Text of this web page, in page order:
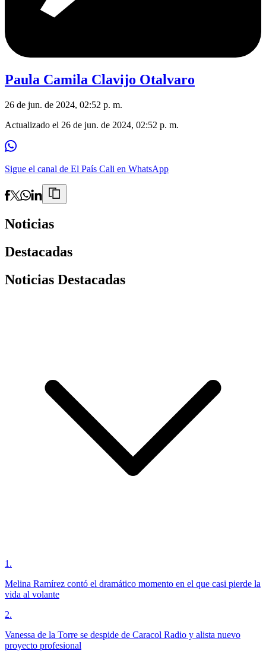
Paula Camila Clavijo Otalvaro
26 de jun. de 2024, 02:52 p. m.
Actualizado el 26 de jun. de 2024, 02:52 p. m.
Sigue el canal de El País Cali en WhatsApp
Noticias
Destacadas
Noticias Destacadas
1 .
Melina Ramírez contó el dramático momento en el que casi pierde la
vida al volante
2.
Vanessa de la Torre se despide de Caracol Radio y alista nuevo
proyecto profesional